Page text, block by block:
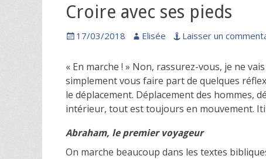
Croire avec ses pieds
Posted
17/03/2018 Author
Elisée Laisser un
« En marche ! » Non, rassurez-vous, je ne
simplement vous faire part de quelques
le déplacement. Déplacement des hommes,
intérieur, tout est toujours en mouvement.
Abraham, le premier voyageur
On marche beaucoup dans les textes